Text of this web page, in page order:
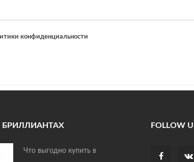
конфиденциальности
БРИЛЛИАНТАХ
Что выгодно купить в
FOLLOW